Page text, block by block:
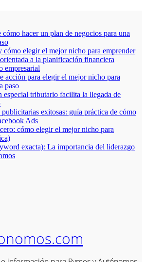
cómo hacer un plan de negocios para una
cómo elegir el mejor nicho para emprender
a la planificación financiera
empresarial
acción para elegir el mejor nicho para
paso
especial tributario facilita la llegada de
exitosas: guía práctica de cómo
Ads
cómo elegir el mejor nicho para
exacta): La importancia del liderazgo